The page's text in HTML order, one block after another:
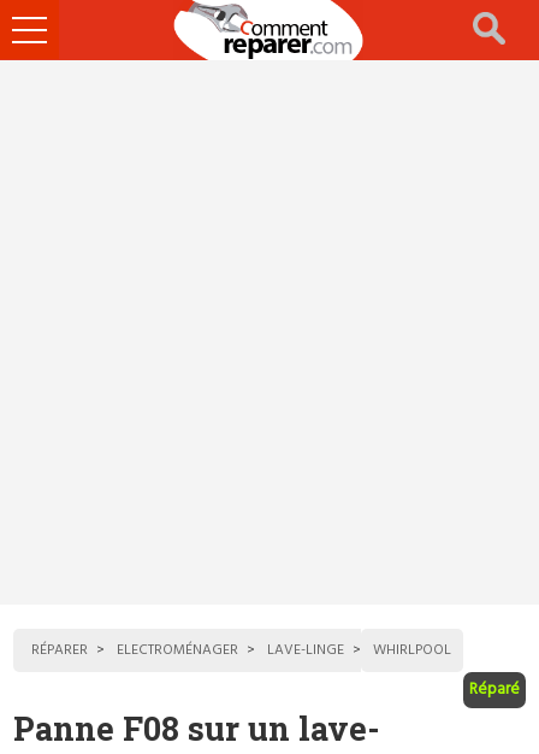
Ouvrir
le
RÉPARER ELECTROMÉNAGER LAVE-LINGE WHIRLPOOL
Réparé
Panne F08 sur un lave-